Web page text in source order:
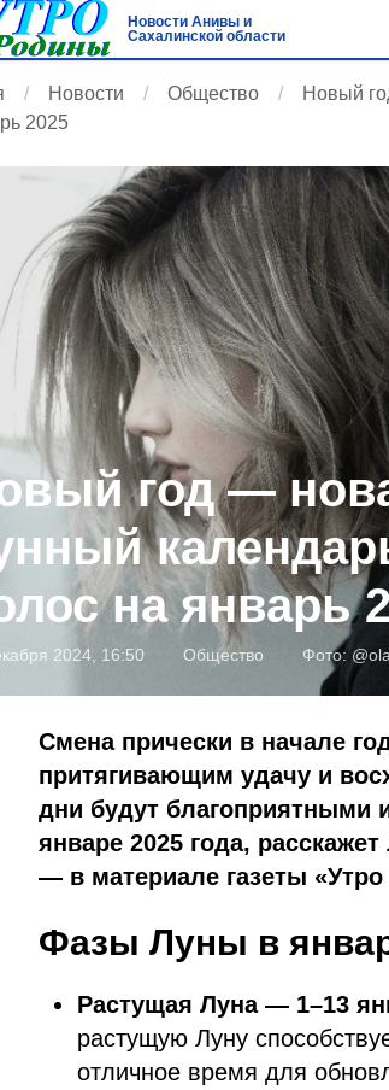
Новости Анивы и
Сахалинской области
Новости Общество
Новый
2025
год —
на январь
2024, 16:50 Общество Фото:
Смена прически в начале
притягивающим удачу и
дни будут благоприятными
январе 2025 года,
— в материале газеты
Фазы Луны в
Растущая Луна — 1–13
растущую Луну
отличное время для